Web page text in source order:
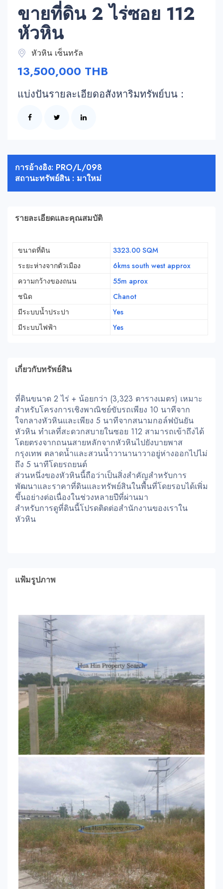
ขายที่ดิน 2 ไร่ซอย 112
หัวหิน
หัวหิน เซ็นทรัล
13,500,000 THB
แบ่งปันรายละเอียดอสังหาริมทรัพย์บน :
การอ้างอิง: PRO/L/098
สถานะทรัพย์สิน : มาใหม่
รายละเอียดและคุณสมบัติ
ขนาดที่ดิน
3323.00 SQM
ระยะห่างจากตัวเมือง
6kms south west approx
ความกว้างของถนน
55m aprox
ชนิด
Chanot
มีระบบน้ำประปา
Yes
มีระบบไฟฟ้า
Yes
เกี่ยวกับทรัพย์สิน
ที่ดินขนาด 2 ไร่ + น้อยกว่า (3,323 ตารางเมตร) เหมาะ
สำหรับโครงการเชิงพาณิชย์ขับรถเพียง 10 นาทีจาก
ใจกลางหัวหินและเพียง 5 นาทีจากสนามกอล์ฟบันยัน
หัวหิน ทำเลที่สะดวกสบายในซอย 112 สามารถเข้าถึงได้
โดยตรงจากถนนสายหลักจากหัวหินไปยังบายพาส
กรุงเทพ ตลาดน้ำและสวนน้ำวานานาวาอยู่ห่างออกไปไม่
ถึง 5 นาทีโดยรถยนต์
ส่วนหนึ่งของหัวหินนี้ถือว่าเป็นสิ่งสำคัญสำหรับการ
พัฒนาและราคาที่ดินและทรัพย์สินในพื้นที่โดยรอบได้เพิ่ม
ขึ้นอย่างต่อเนื่องในช่วงหลายปีที่ผ่านมา
สำหรับการดูที่ดินนี้โปรดติดต่อสำนักงานของเราใน
หัวหิน
แฟ้มรูปภาพ